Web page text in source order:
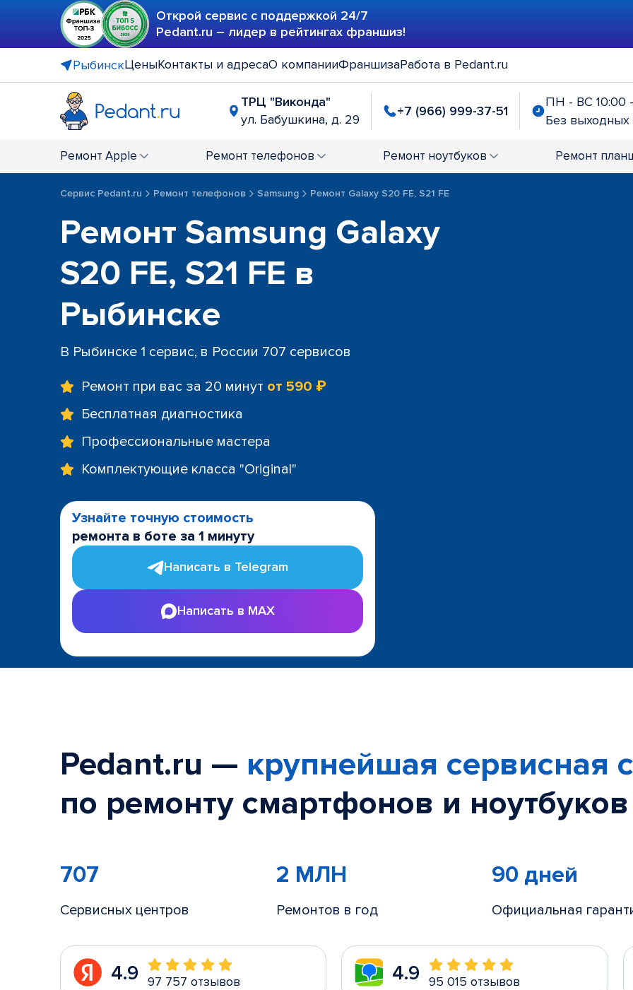
Открой сервис с поддержкой 24/7
Pedant.ru – лидер в рейтингах франшиз!
РыбинскЦеныКонтакты и адресаО компанииФраншизаРабота в Pedant.ru
ТРЦ "Виконда"
ул. Бабушкина, д. 29
+7 (966) 999-37-51
ПН - ВС 10:00
Без выходных
Ремонт Apple Ремонт телефонов Ремонт ноутбуков Ремонт
Сервис Pedant.ru Ремонт телефонов Samsung Ремонт Galaxy S20 FE, S21 FE
Ремонт Samsung Galaxy
S20 FE, S21 FE в
Рыбинске
В Рыбинске 1 сервис, в России 707 сервисов
Ремонт при вас за 20 минут от 590 ₽
Бесплатная диагностика
Профессиональные мастера
Комплектующие класса "Original"
Узнайте точную стоимость
ремонта в боте за 1 минуту
Написать в Telegram
Написать в MAX
Pedant.ru — крупнейшая сервисная
по ремонту смартфонов и
707
Сервисных центров
2 МЛН
Ремонтов в год
90 дней
Официальная
4.9 97 757 отзывов 4.9 95 015 отзывов